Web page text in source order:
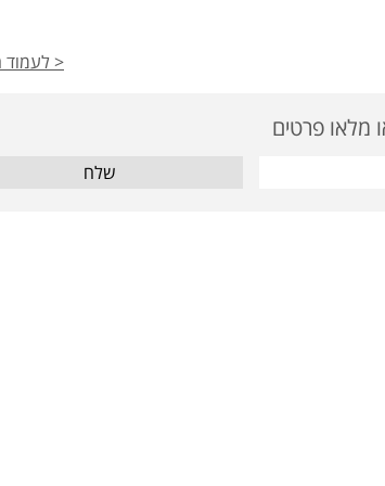
< לעמוד
שלח